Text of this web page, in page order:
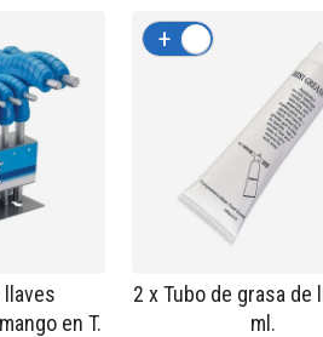
llaves
en T.
2 x Tubo de grasa de
ml.
+